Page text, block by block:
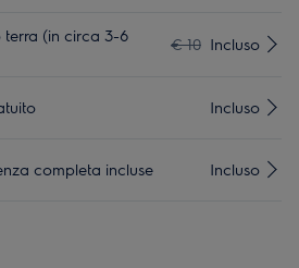
(in circa 3-6
€ 10 Incluso
Incluso
completa incluse Incluso